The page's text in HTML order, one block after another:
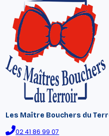
Les Maître Bouchers du
02 41 86 99 07